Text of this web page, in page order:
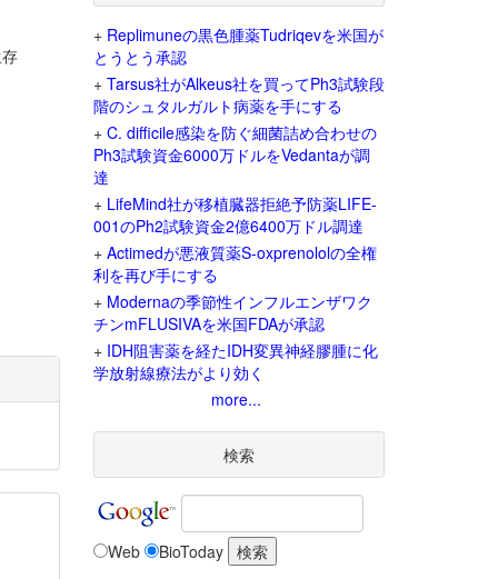
+ Replimuneの黒色腫薬Tudriqevを米国が
とうとう承認
+ Tarsus社がAlkeus社を買ってPh3試験段
階のシュタルガルト病薬を手にする
+ C. difficile感染を防ぐ細菌詰め合わせの
Ph3試験資金6000万ドルをVedantaが調
達
+ LifeMind社が移植臓器拒絶予防薬LIFE-
001のPh2試験資金2億6400万ドル調達
+ Actimedが悪液質薬S-oxprenololの全権
利を再び手にする
+ Modernaの季節性インフルエンザワク
チンmFLUSIVAを米国FDAが承認
+ IDH阻害薬を経たIDH変異神経膠腫に化
学放射線療法がより効く
more...
検索
Web BioToday